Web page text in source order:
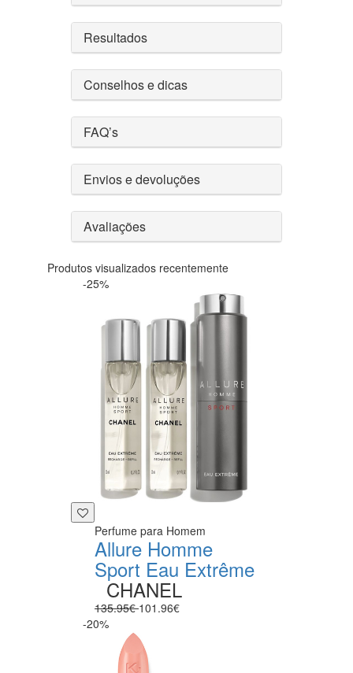
Resultados
Conselhos e dicas
FAQ’s
Envios e devoluções
Avaliações
Produtos visualizados recentemente
-25%
Perfume para Homem
Allure Homme
Sport Eau Extrême
CHANEL
135.95€101.96€
-20%